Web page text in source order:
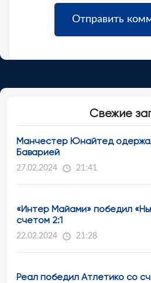
Свежие
Манчестер Юнайтед
Баварией
27.02.2024 21:41
«Интер Майами» победил
счетом 2:1
22.02.2024 21:28
Реал победил Атлетико со